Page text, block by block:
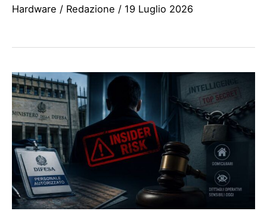
Hardware / Redazione / 19 Luglio 2026